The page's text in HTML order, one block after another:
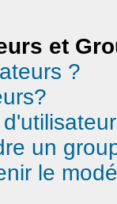
et
?
un
le